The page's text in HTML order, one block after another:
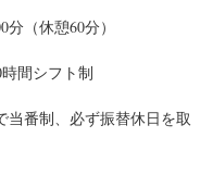
分（休憩60分）
間シフト制
当番制、必ず振替休日を取